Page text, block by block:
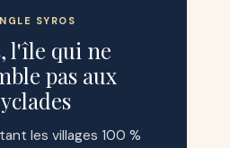
SYROS
l'île qui ne
pas aux
les villages 100 %